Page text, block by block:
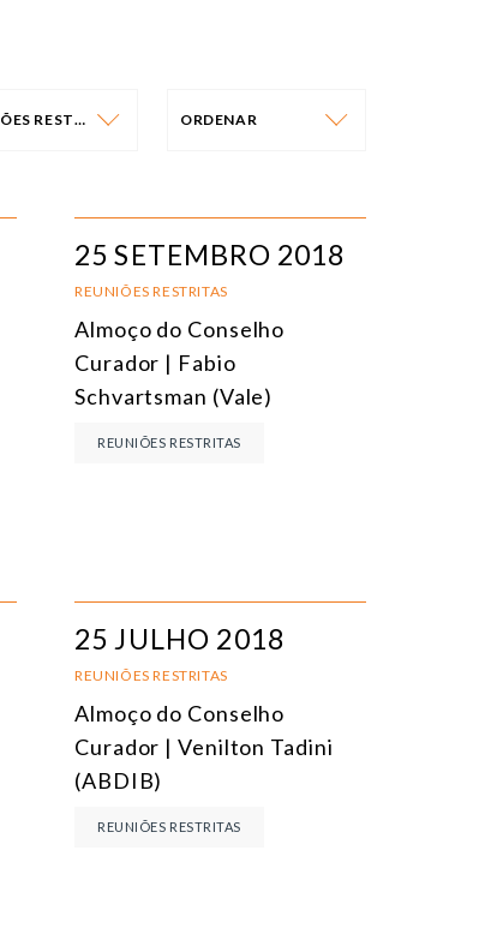
REUNIÕES RESTRITAS ORDENAR
TEMA
25 SETEMBRO 2018
REUNIÕES RESTRITAS
Almoço do Conselho
Curador | Fabio
Schvartsman (Vale)
REUNIÕES RESTRITAS
25 JULHO 2018
REUNIÕES RESTRITAS
Almoço do Conselho
Curador | Venilton Tadini
(ABDIB)
REUNIÕES RESTRITAS